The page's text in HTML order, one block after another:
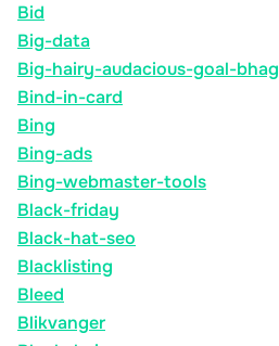
Bid
Big-data
Big-hairy-audacious-goal-bhag
Bind-in-card
Bing
Bing-ads
Bing-webmaster-tools
Black-friday
Black-hat-seo
Blacklisting
Bleed
Blikvanger